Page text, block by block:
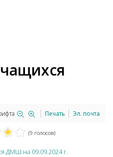
Печать Эл. почта
(9 голосов)
ДМШ на 09.09.2024 г.